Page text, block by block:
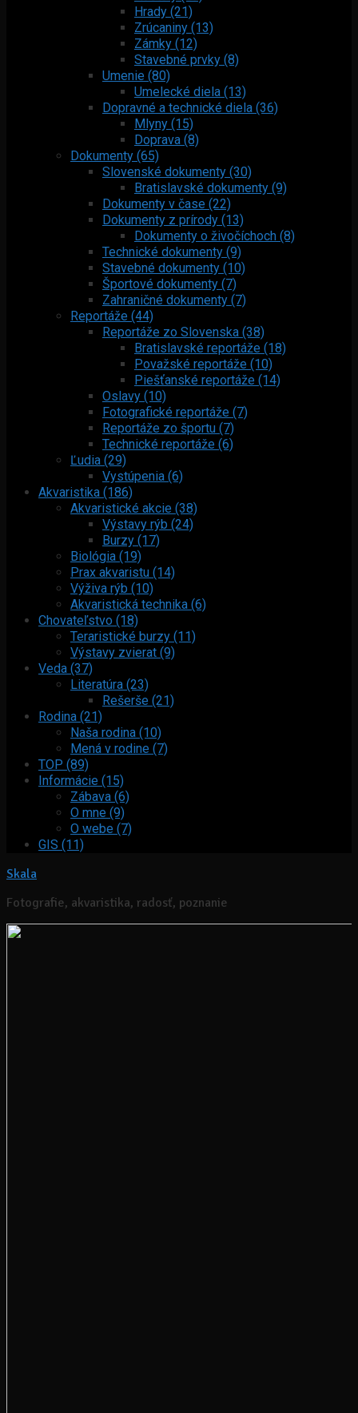
Hrady (21)
Zrúcaniny (13)
Zámky (12)
Stavebné prvky (8)
Umenie (80)
Umelecké diela (13)
Dopravné a technické diela (36)
Mlyny (15)
Doprava (8)
Dokumenty (65)
Slovenské dokumenty (30)
Bratislavské dokumenty (9)
Dokumenty v čase (22)
Dokumenty z prírody (13)
Dokumenty o živočíchoch (8)
Technické dokumenty (9)
Stavebné dokumenty (10)
Športové dokumenty (7)
Zahraničné dokumenty (7)
Reportáže (44)
Reportáže zo Slovenska (38)
Bratislavské reportáže (18)
Považské reportáže (10)
Piešťanské reportáže (14)
Oslavy (10)
Fotografické reportáže (7)
Reportáže zo športu (7)
Technické reportáže (6)
Ľudia (29)
Vystúpenia (6)
Akvaristika (186)
Akvaristické akcie (38)
Výstavy rýb (24)
Burzy (17)
Biológia (19)
Prax akvaristu (14)
Výživa rýb (10)
Akvaristická technika (6)
Chovateľstvo (18)
Teraristické burzy (11)
Výstavy zvierat (9)
Veda (37)
Literatúra (23)
Rešerše (21)
Rodina (21)
Naša rodina (10)
Mená v rodine (7)
TOP (89)
Informácie (15)
Zábava (6)
O mne (9)
O webe (7)
GIS (11)
Skala
Fotografie, akvaristika, radosť, poznanie